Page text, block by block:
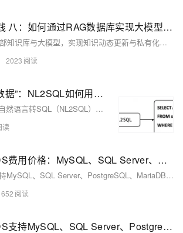
AI大模型应用实践 八：如何通过RAG数据库实现大模型的私有化定制与优化
RAG技术通过融合外部知识库与大模型，实现知识动态更新与私有化定制，解决大模型知识固化、幻觉及数据安全难题。本文详解RAG原理、数据库选型（向量库、图库、知识图谱、混合架构）及应用场景，助力企业高效构建安全、可解释的智能系统。
2023
从“写SQL”到“聊数据”：NL2SQL如何用自然语言解锁数据库？
本文系统性地阐述了自然语言转SQL（NL2SQL） 技术如何让非技术背景的业务分析师实现数据自助查询，从而提升数据驱动决策的效率与准确性。
阿里云数据库RDS费用价格：MySQL、SQL Server、PostgreSQL和MariaDB引擎收费标准
阿里云RDS数据库支持MySQL、SQL Server、PostgreSQL、MariaDB，多种引擎优惠上线！MySQL倚天版88元/年，SQL Server 2核4G仅299元/年，PostgreSQL 227元/年起。高可用、可弹性伸缩，安全稳定。详情见官网活动页。
阿里云数据库RDS支持MySQL、SQL Server、PostgreSQL和MariaDB引擎